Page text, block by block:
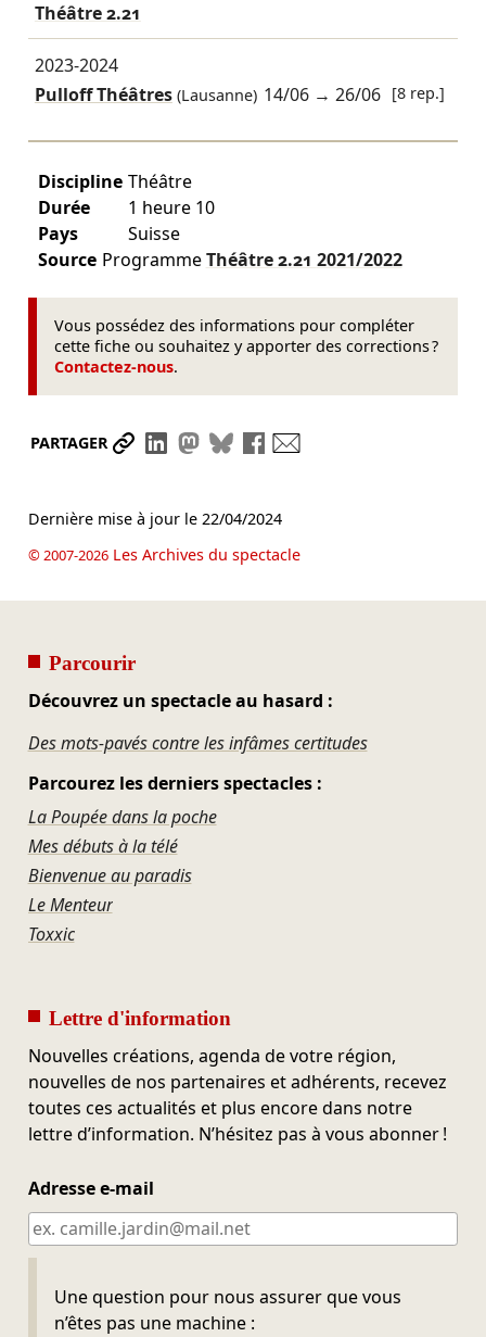
Théâtre 2.21
2023-2024
Pulloff Théâtres(Lausanne) 14/06 →26/06 [8 rep.]
Discipline Théâtre
Durée
1 heure 10
Pays
Suisse
Source ProgrammeThéâtre 2.21 2021/2022
Vous possédez des informations pour compléter
cette fiche ou souhaitez y apporter des corrections ?
Contactez-nous.
PARTAGER Partager le lien
Partager sur LinkedIn
Partager sur Mastodon
Partager sur Bluesky
Partager sur Facebook
Dernière mise à jour le 22/04/2024
© 2007-2026Les Archives du spectacle
Parcourir
Découvrez un spectacle au hasard :
Des mots-pavés contre les infâmes certitudes
Parcourez les derniers spectacles :
La Poupée dans la poche
Mes débuts à la télé
Bienvenue au paradis
Le Menteur
Toxxic
Lettre d'information
Nouvelles créations, agenda de votre région,
nouvelles de nos partenaires et adhérents, recevez
toutes ces actualités et plus encore dans notre
lettre d’information. N’hésitez pas à vous abonner !
Adresse e-mail
Une question pour nous assurer que vous
n’êtes pas une machine :
Ne pas remplir